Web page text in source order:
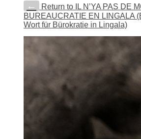
←
Return to IL N’YA PAS DE
BUREAUCRATIE EN LINGALA
Wort für Bürokratie in Lingala)